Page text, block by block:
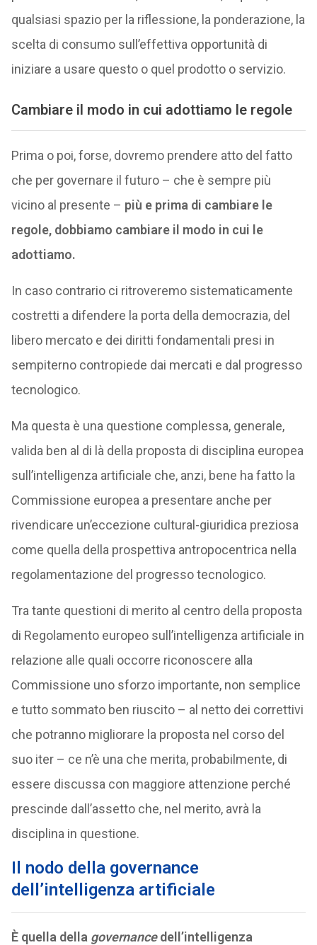
qualsiasi spazio per la riflessione, la ponderazione, la
scelta di consumo sull’effettiva opportunità di
iniziare a usare questo o quel prodotto o servizio.
Cambiare il modo in cui adottiamo le regole
Prima o poi, forse, dovremo prendere atto del fatto
che per governare il futuro – che è sempre più
vicino al presente – più e prima di cambiare le
regole, dobbiamo cambiare il modo in cui le
adottiamo.
In caso contrario ci ritroveremo sistematicamente
costretti a difendere la porta della democrazia, del
libero mercato e dei diritti fondamentali presi in
sempiterno contropiede dai mercati e dal progresso
tecnologico.
Ma questa è una questione complessa, generale,
valida ben al di là della proposta di disciplina europea
sull’intelligenza artificiale che, anzi, bene ha fatto la
Commissione europea a presentare anche per
rivendicare un’eccezione cultural-giuridica preziosa
come quella della prospettiva antropocentrica nella
regolamentazione del progresso tecnologico.
Tra tante questioni di merito al centro della proposta
di Regolamento europeo sull’intelligenza artificiale in
relazione alle quali occorre riconoscere alla
Commissione uno sforzo importante, non semplice
e tutto sommato ben riuscito – al netto dei correttivi
che potranno migliorare la proposta nel corso del
suo iter – ce n’è una che merita, probabilmente, di
essere discussa con maggiore attenzione perché
prescinde dall’assetto che, nel merito, avrà la
disciplina in questione.
Il nodo della governance
dell’intelligenza artificiale
È quella della governancedell’intelligenza